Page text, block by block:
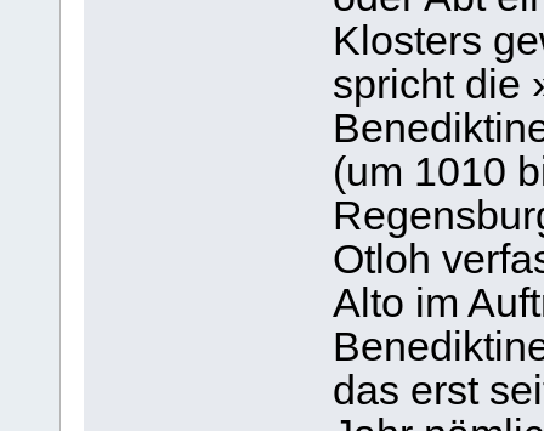
Klosters
spricht die
(um 1010
Otloh
Alto im
das erst